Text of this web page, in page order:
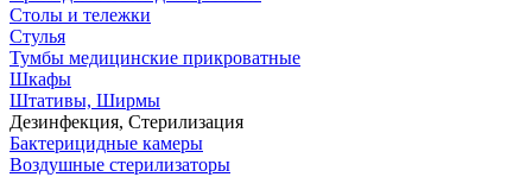
Столы и тележки
Стулья
Тумбы медицинские прикроватные
Шкафы
Штативы, Ширмы
Дезинфекция, Стерилизация
Бактерицидные камеры
Воздушные стерилизаторы